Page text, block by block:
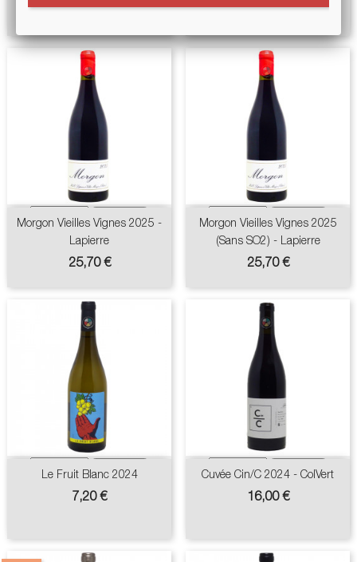
Prix
base
14,90 €Prix
14,16 € Prix
13,90 €
Morgon Vieilles Vignes 2025 -
Lapierre
Prix
25,70 €
Morgon Vieilles Vignes 2025
(sans SO2) - Lapierre
Prix
25,70 €
Le Fruit Blanc 2024
Prix
7,20 €
Cuvée Cin/C 2024 - ColVert
Prix
16,00 €